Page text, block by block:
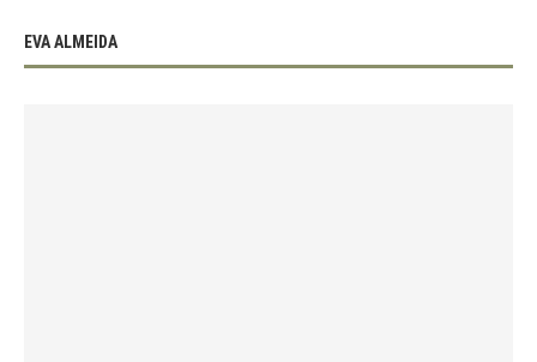
EVA ALMEIDA